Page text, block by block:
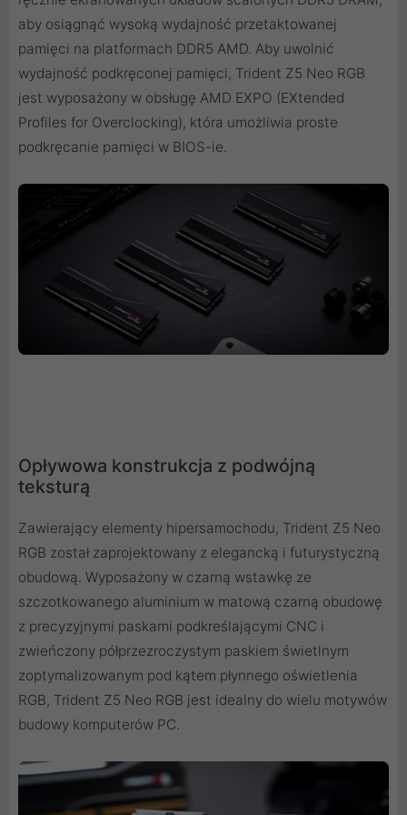
aby osiągnąć wysoką wydajność przetaktowanej
pamięci na platformach DDR5 AMD. Aby uwolnić
wydajność podkręconej pamięci, Trident Z5 Neo RGB
jest wyposażony w obsługę AMD EXPO (EXtended
Profiles for Overclocking), która umożliwia proste
podkręcanie pamięci w BIOS-ie.
Opływowa konstrukcja z podwójną
teksturą
Zawierający elementy hipersamochodu, Trident Z5 Neo
RGB został zaprojektowany z elegancką i futurystyczną
obudową. Wyposażony w czarną wstawkę ze
szczotkowanego aluminium w matową czarną obudowę
z precyzyjnymi paskami podkreślającymi CNC i
zwieńczony półprzezroczystym paskiem świetlnym
zoptymalizowanym pod kątem płynnego oświetlenia
RGB, Trident Z5 Neo RGB jest idealny do wielu motywów
budowy komputerów PC.